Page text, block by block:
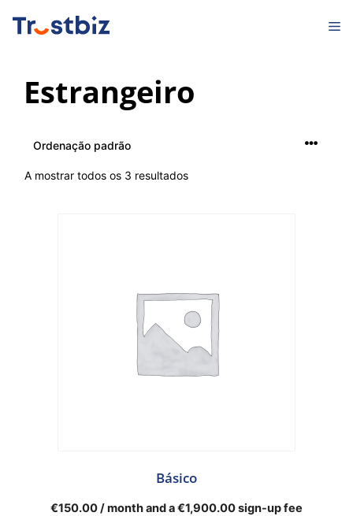
para
Estrangeiro
A mostrar todos os 3 resultados
Básico
€150.00/ month and a€1,900.00sign-up fee